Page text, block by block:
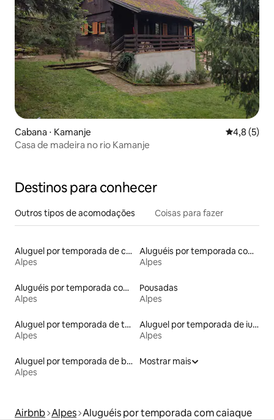
Cabana ⋅ Kamanje 4,8 de
4,8 (5)
Casa de madeira no rio Kamanje
Destinos para conhecer
Outros tipos de acomodações Coisas para fazer
Aluguel por temporada de casas arredondadas
Alpes
Aluguéis por temporada com acesso ao lago
Alpes
Aluguéis por temporada com café da manhã
Alpes
Pousadas
Alpes
Aluguel por temporada de torres
Alpes
Aluguel por temporada de iurtas
Alpes
Aluguel por temporada de barcos
Alpes
Mostrar mais
Airbnb Alpes Aluguéis por temporada com caiaque